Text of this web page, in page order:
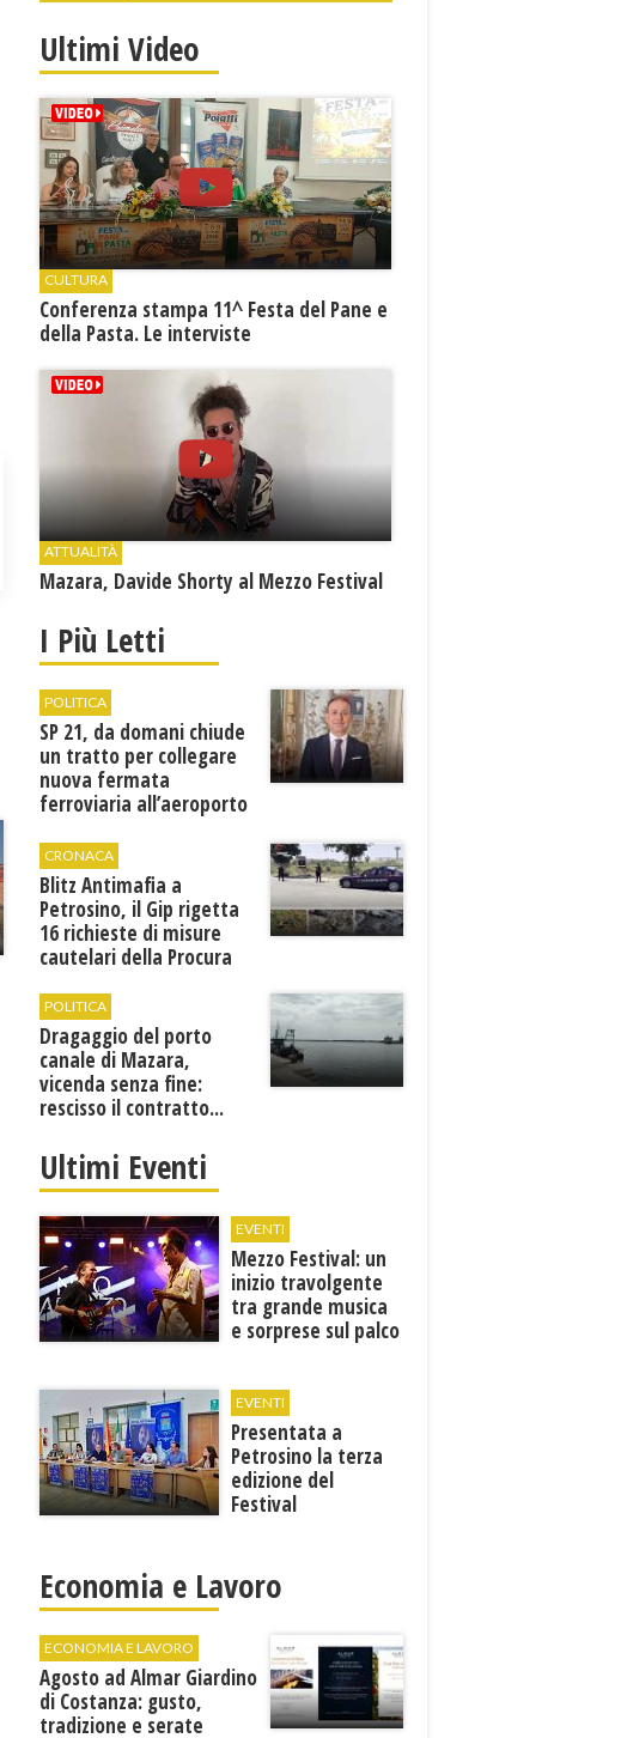
Ultimi Video
CULTURA
Conferenza stampa 11^ Festa del Pane e
della Pasta. Le interviste
ATTUALITÀ
Mazara, Davide Shorty al Mezzo Festival
I Più Letti
POLITICA
SP 21, da domani chiude
un tratto per collegare
nuova fermata
ferroviaria all’aeroporto
CRONACA
Blitz Antimafia a
Petrosino, il Gip rigetta
16 richieste di misure
cautelari della Procura
POLITICA
Dragaggio del porto
canale di Mazara,
vicenda senza fine:
rescisso il contratto...
Ultimi Eventi
EVENTI
Mezzo Festival: un
inizio travolgente
tra grande musica
e sorprese sul palco
EVENTI
Presentata a
Petrosino la terza
edizione del
Festival
"Voci dal
Mediterraneo"
Economia e Lavoro
ECONOMIA E LAVORO
Agosto ad Almar Giardino
di Costanza: gusto,
tradizione e serate